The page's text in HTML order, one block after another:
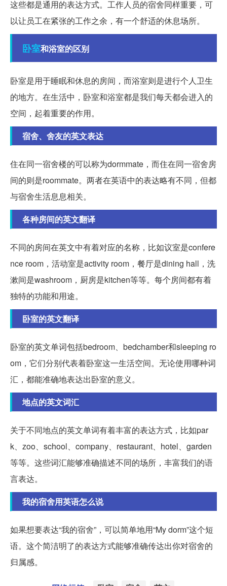
这些都是通用的表达方式。工作人员的宿舍同样重要，可
以让员工在紧张的工作之余，有一个舒适的休息场所。
卧室和浴室的区别
卧室是用于睡眠和休息的房间，而浴室则是进行个人卫生
的地方。在生活中，卧室和浴室都是我们每天都会进入的
空间，起着重要的作用。
宿舍、舍友的英文表达
住在同一宿舍楼的可以称为dormmate，而住在同一宿舍房
间的则是roommate。两者在英语中的表达略有不同，但都
与宿舍生活息息相关。
各种房间的英文翻译
不同的房间在英文中有着对应的名称，比如议室是confere
nce room，活动室是activity room，餐厅是dining hall，洗
漱间是washroom，厨房是kitchen等等。每个房间都有着
独特的功能和用途。
卧室的英文翻译
卧室的英文单词包括bedroom、bedchamber和sleeping ro
om，它们分别代表着卧室这一生活空间。无论使用哪种词
汇，都能准确地表达出卧室的意义。
地点的英文词汇
关于不同地点的英文单词有着丰富的表达方式，比如par
k、zoo、school、company、restaurant、hotel、garden
等等。这些词汇能够准确描述不同的场所，丰富我们的语
言表达。
我的宿舍用英语怎么说
如果想要表达“我的宿舍”，可以简单地用“My dorm”这个短
语。这个简洁明了的表达方式能够准确传达出你对宿舍的
归属感。